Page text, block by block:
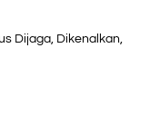
Dijaga, Dikenalkan,